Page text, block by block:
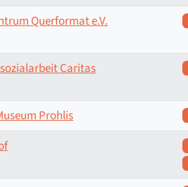
Querformat e.V.
Caritas
Prohlis